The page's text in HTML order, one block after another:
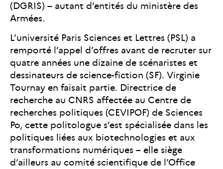
(DGRIS) – autant d’entités du ministère des
Armées.
L’université Paris Sciences et Lettres (PSL) a
remporté l’appel d’offres avant de recruter sur
quatre années une dizaine de scénaristes et
dessinateurs de science-fiction (SF). Virginie
Tournay en faisait partie. Directrice de
recherche au CNRS affectée au Centre de
recherches politiques (CEVIPOF) de Sciences
Po, cette politologue s’est spécialisée dans les
politiques liées aux biotechnologies et aux
transformations numériques – elle siège
d’ailleurs au comité scientifique de l’Office